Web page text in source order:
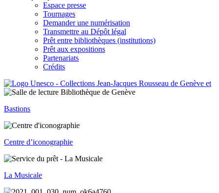
Espace presse
Tournages
Demander une numérisation
Transmettre au Dépôt légal
Prêt entre bibliothèques (institutions)
Prêt aux expositions
Partenariats
Crédits
Bastions
Centre d’iconographie
La Musicale